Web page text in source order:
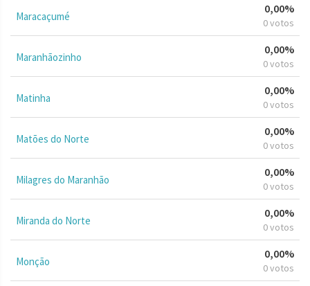
Maracaçumé
0,00%
0 votos
Maranhãozinho
0,00%
0 votos
Matinha
0,00%
0 votos
Matões do Norte
0,00%
0 votos
Milagres do Maranhão
0,00%
0 votos
Miranda do Norte
0,00%
0 votos
Monção
0,00%
0 votos